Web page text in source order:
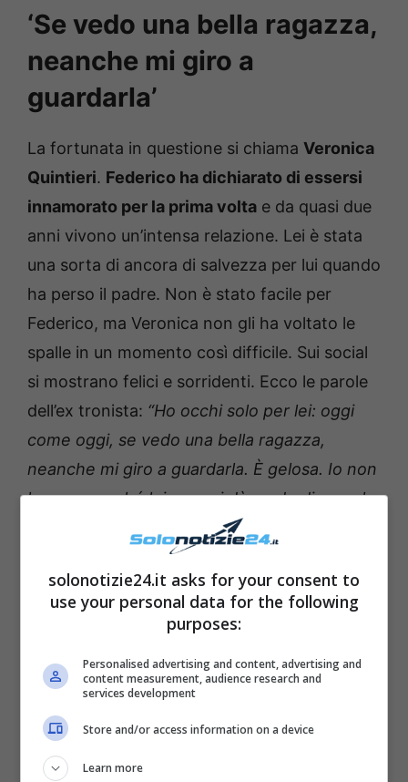
‘Se vedo una bella ragazza,
neanche mi giro a
guardarla’
La fortunata in questione si chiama Veronica
Quintieri. Federico ha dichiarato di essersi
innamorato per la prima volta e da quasi due
anni vivono un’intensa relazione. Lei è stata
una sorta di ancora di salvezza per lui quando
ha perso il padre. Non è stato facile per
Federico, ma Veronica non gli ha voltato le
spalle in un momento così difficile. Sui social
si mostrano felici e sorridenti. Ecco le parole
dell’ex tronista: “Ho occhi solo per lei: oggi
come oggi, se vedo una bella ragazza,
neanche mi giro a guardarla. È gelosa. Io non
lo sono perché lei non mi dà modo di esserlo:
vedo che ha occhi solo per me. Mi fido
solonotizie24.it asks for your consent to
use your personal data for the following
purposes:
Personalised advertising and content, advertising and
content measurement, audience research and
services development
Store and/or access information on a device
Learn more